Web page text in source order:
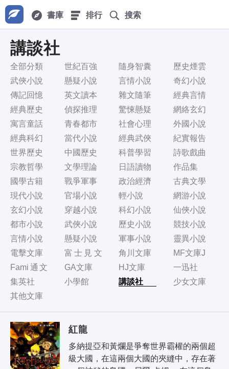
書庫 排行 搜索
講談社
全部分類 世紀百強 隨身智囊
歷史煙雲
武俠小說
懸疑小說 言情小說
奇幻小說
傳記回憶
英文讀本 雜文隨筆
經典言情
經典歷史
偵探推理 驚悚懸疑
網絡玄幻
寓言童話
青春都市 社會心理
外國小說
經典科幻
當代小說 經典武俠
紀實報告
世界歷史
中國歷史 科普學習
詩歌戲曲
宗教哲學
文學理論 日語讀物
作品集
國學古籍
戰爭軍事 政治經濟
古典文學
現代小說
官場小說 輕小說
網游小說
玄幻小說
穿越小說 科幻小說
仙俠小說
都市小說
武俠小說 歷史小說
競技小說
言情小說
懸疑小說 軍事小說
靈異小說
電擊文庫
富士見文
庫
角川文庫
MF文庫J
Fami通文
庫
GA文庫 HJ文庫
一迅社
集英社
小學館 講談社
少女文庫
其他文庫
紅龍
多納提亞和黃爛是爭奪世界霸權的兩個超
級大國，在這兩個大國的夾縫中，存在著